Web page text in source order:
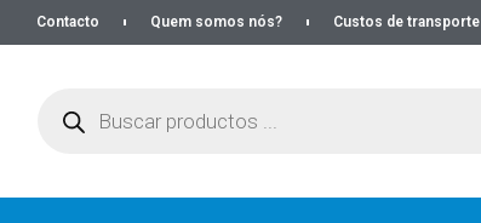
Contacto Quem somos nós? Custos de transporte